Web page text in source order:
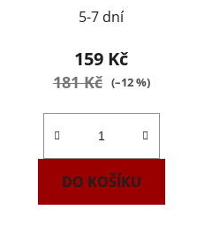
5-7 dní
159 Kč
181 Kč (–12 %)
DO KOŠÍKU